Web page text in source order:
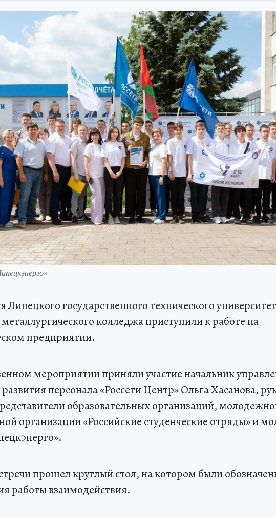
Липецкого государственного технического
колледжа приступили к работе на
предприятии.
мероприятии приняли участие начальник
персонала «Россети Центр» Ольга Хасанова,
образовательных организаций,
организации «Российские студенческие отряды» и
прошел круглый стол, на котором были
работы взаимодействия.